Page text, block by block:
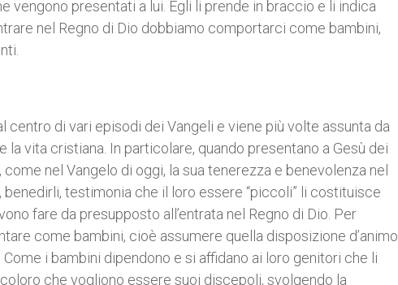
presentati a lui. Egli li prende in braccio e li indica
nel Regno di Dio dobbiamo comportarci come bambini,
centro di vari episodi dei Vangeli e viene più volte assunta da
vita cristiana. In particolare, quando presentano a Gesù dei
nel Vangelo di oggi, la sua tenerezza e benevolenza nel
testimonia che il loro essere “piccoli” li costituisce
fare da presupposto all’entrata nel Regno di Dio. Per
come bambini, cioè assumere quella disposizione d’animo
i bambini dipendono e si affidano ai loro genitori che li
che vogliono essere suoi discepoli, svolgendo la